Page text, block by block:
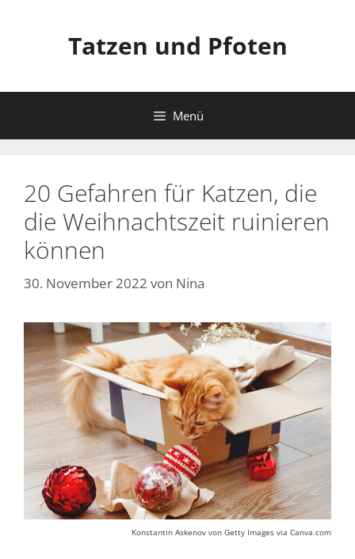
Tatzen und Pfoten
Menü
20 Gefahren für Katzen, die
die Weihnachtszeit ruinieren
können
30. November 2022 von Nina
Konstantin Askenov von Getty Images via Canva.com